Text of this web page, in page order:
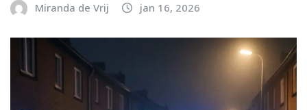
Miranda de Vrij jan 16, 2026